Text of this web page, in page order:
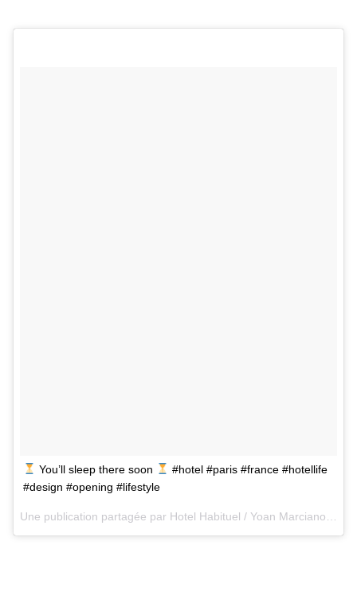
You’ll sleep there soon
#hotel #paris #france #hotellife
#design #opening #lifestyle
Une publication partagée par Hotel Habituel / Yoan Marciano